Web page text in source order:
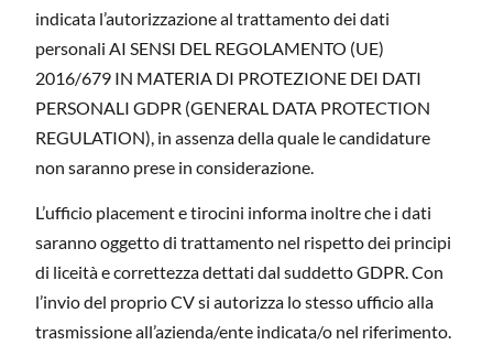
indicata l’autorizzazione al trattamento dei dati
personali AI SENSI DEL REGOLAMENTO (UE)
2016/679 IN MATERIA DI PROTEZIONE DEI DATI
PERSONALI GDPR (GENERAL DATA PROTECTION
REGULATION), in assenza della quale le candidature
non saranno prese in considerazione.
L’ufficio placement e tirocini informa inoltre che i dati
saranno oggetto di trattamento nel rispetto dei principi
di liceità e correttezza dettati dal suddetto GDPR. Con
l’invio del proprio CV si autorizza lo stesso ufficio alla
trasmissione all’azienda/ente indicata/o nel riferimento.